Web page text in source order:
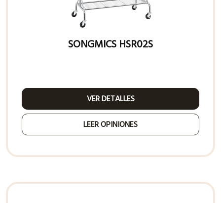
SONGMICS HSR02S
VER DETALLES
LEER OPINIONES